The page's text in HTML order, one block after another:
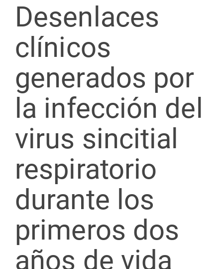
Desenlaces
clínicos
generados por
la infección del
virus sincitial
respiratorio
durante los
primeros dos
años de vida